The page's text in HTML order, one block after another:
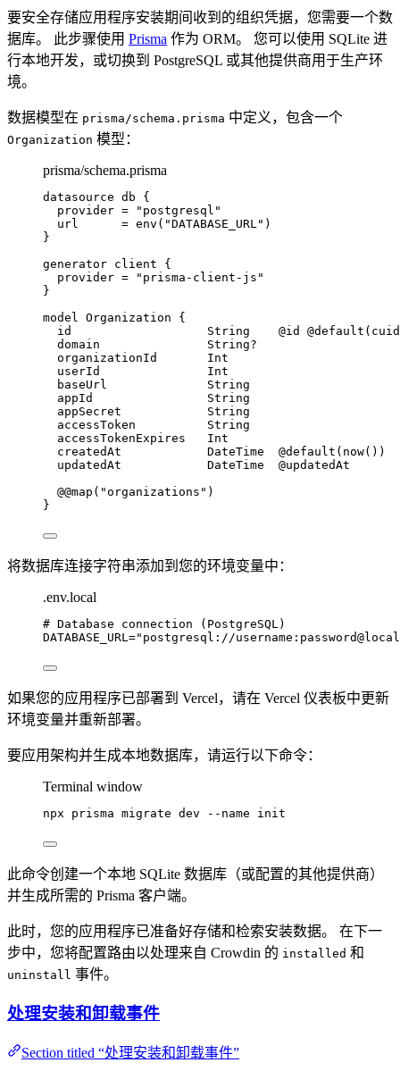
要安全存储应用程序安装期间收到的组织凭据，您需要一个数
据库。 此步骤使用 Prisma 作为 ORM。 您可以使用 SQLite 进
行本地开发，或切换到 PostgreSQL 或其他提供商用于生产环
境。
数据模型在 prisma/schema.prisma 中定义，包含一个
Organization 模型：
prisma/schema.prisma
datasource db {
provider =
"postgresql"
url
= env ( "DATABASE_URL" )
}
generator client {
provider =
"prisma-client-js"
}
model
Organization {
id
String @id @default ( cuid
domain
String?
organizationId
Int
userId
Int
baseUrl
String
appId
String
appSecret
String
accessToken
String
accessTokenExpires
Int
createdAt
DateTime @default ( now())
updatedAt
DateTime
@updatedAt
@@map ( "organizations" )
}
将数据库连接字符串添加到您的环境变量中：
.env.local
# Database connection (PostgreSQL)
DATABASE_URL =" postgresql://
如果您的应用程序已部署到 Vercel，请在 Vercel 仪表板中更新
环境变量并重新部署。
要应用架构并生成本地数据库，请运行以下命令：
Terminal window
npx prisma migrate dev --name init
此命令创建一个本地 SQLite 数据库（或配置的其他提供商）
并生成所需的 Prisma 客户端。
此时，您的应用程序已准备好存储和检索安装数据。 在下一
步中，您将配置路由以处理来自 Crowdin 的 installed 和
uninstall 事件。
处理安装和卸载事件
Section titled “处理安装和卸载事件”